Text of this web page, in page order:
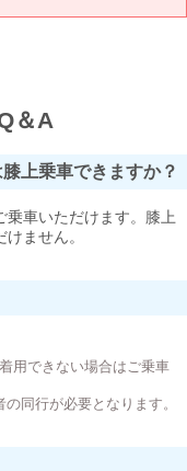
＆A
上乗車できますか？
車いただけます。膝上
ません。
用できない場合はご乗車
同行が必要となります。